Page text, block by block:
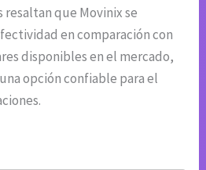
resaltan que Movinix se
en comparación con
disponibles en el mercado,
opción confiable para el